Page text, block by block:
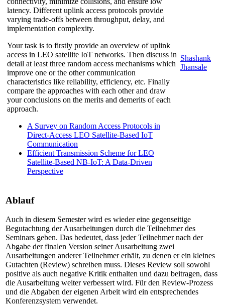
Shashank
Jhansale
latency. Different uplink access protocols provide
varying trade-offs between throughput, delay, and
implementation complexity.
Your task is to firstly provide an overview of uplink
access in LEO satellite IoT networks. Then discuss in
detail at least three random access mechanisms which
improve one or the other communication
characteristics like reliability, efficiency, etc. Finally
compare the approaches with each other and draw
your conclusions on the merits and demerits of each
approach.
A Survey on Random Access Protocols in
Direct-Access LEO Satellite-Based IoT
Communication
Efficient Transmission Scheme for LEO
Satellite-Based NB-IoT: A Data-Driven
Perspective
Ablauf
Auch in diesem Semester wird es wieder eine gegenseitige
Begutachtung der Ausarbeitungen durch die Teilnehmer des
Seminars geben. Das bedeutet, dass jeder Teilnehmer nach der
Abgabe der finalen Version seiner Ausarbeitung zwei
Ausarbeitungen anderer Teilnehmer erhält, zu denen er ein kleines
Gutachten (Review) schreiben muss. Dieses Review soll sowohl
positive als auch negative Kritik enthalten und dazu beitragen, dass
die Ausarbeitung weiter verbessert wird. Für den Review-Prozess
und die Abgaben der eigenen Arbeit wird ein entsprechendes
Konferenzsystem verwendet.